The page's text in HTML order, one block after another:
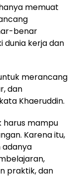
memuat
benar
dunia kerja dan
merancang
dan
Khaeruddin.
harus mampu
Karena itu,
adanya
praktik, dan